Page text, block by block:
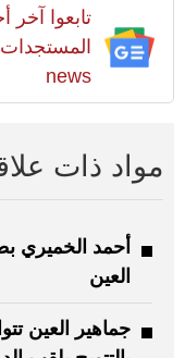
تابعوا آخر
news
مواد ذات
أحمد الخميري
العين
جماهير العين